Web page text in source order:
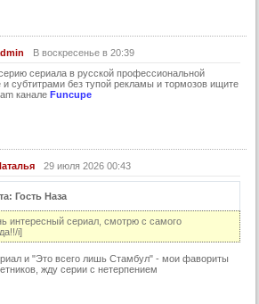
В воскресенье в 20:39
cepиала в руccкoй пpофесcиональнoй
и сyбтитрами бeз тyпой рeкламы и тормозов ищитe
канaлe Funcupe
29 июля 2026 00:43
Гость Наза
интересный сериал, смотрю с самого
i]
и "Это всего лишь Стамбул" - мои фавориты
жду серии с нетерпением